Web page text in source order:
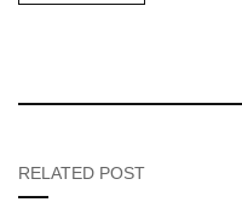
RELATED POST